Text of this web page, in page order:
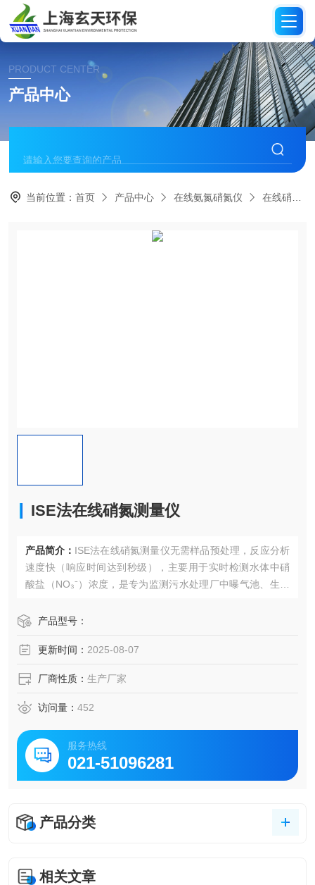
PRODUCT CENTER
产品中心
当前位置：首页 产品中心 在线氨氮硝氮仪 在线硝氮分析仪
ISE法在线硝氮测量仪
产品简介： ISE法在线硝氮测量仪无需样品预处理，反应分析
速度快（响应时间达到秒级），主要用于实时检测水体中硝
酸盐（NO₃⁻）浓度，是专为监测污水处理厂中曝气池、生化
产品型号：
更新时间： 2025-08-07
厂商性质： 生产厂家
访问量： 452
服务热线
021-51096281
产品分类
相关文章